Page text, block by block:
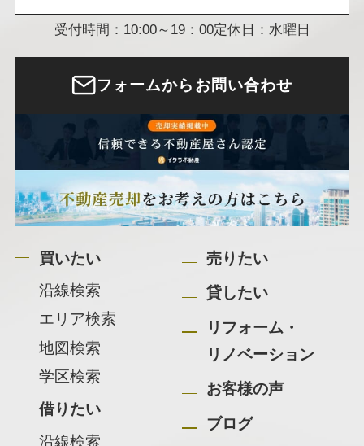
受付時間：10:00～19：00定休日：水曜日
フォームからお問い合わせ
買いたい
沿線検索
エリア検索
地図検索
学区検索
借りたい
沿線検索
売りたい
貸したい
リフォーム・
リノベーション
お客様の声
ブログ